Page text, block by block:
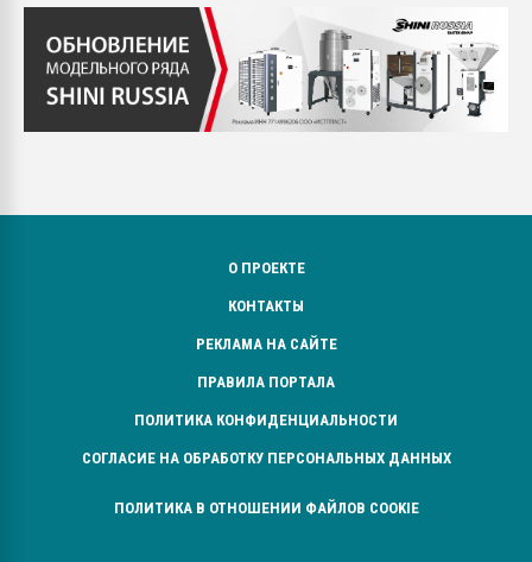
О ПРОЕКТЕ
КОНТАКТЫ
РЕКЛАМА НА САЙТЕ
ПРАВИЛА ПОРТАЛА
ПОЛИТИКА КОНФИДЕНЦИАЛЬНОСТИ
СОГЛАСИЕ НА ОБРАБОТКУ ПЕРСОНАЛЬНЫХ ДАННЫХ
ПОЛИТИКА В ОТНОШЕНИИ ФАЙЛОВ COOKIE